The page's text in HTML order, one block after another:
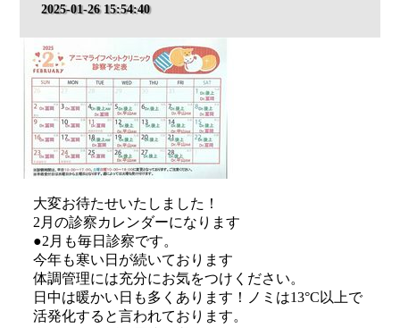
2025-01-26 15:54:40
大変お待たせいたしました！
2月の診察カレンダーになります
●2月も毎日診察です。
今年も寒い日が続いております
体調管理には充分にお気をつけください。
日中は暖かい日も多くあります！ノミは13°C以上で
活発化すると言われております。